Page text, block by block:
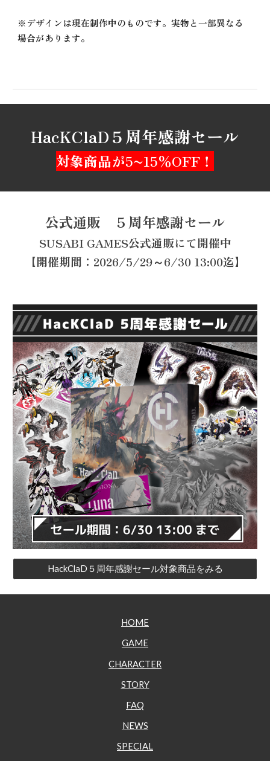
※デザインは現在制作中のものです。実物と一部異なる
場合があります。
HacKClaD５周年感謝セール
対象商品が5~15％OFF！
公式通販 ５ 周年感謝セール
SUSABI GAMES公式通販にて開催中
【開催期間：2026/5/29～6/30 13:00迄】
HackClaD５周年感謝セール対象商品をみる
HOME
GAME
CHARACTER
STORY
FAQ
NEWS
SPECIAL